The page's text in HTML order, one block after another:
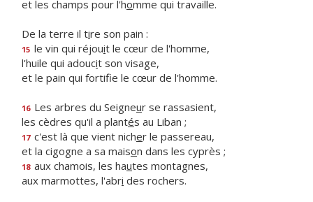
et les champs pour l'homme qui travaille.
De la terre il tire son pain :
15 le vin qui réjouit le cœur de l'homme,
l'huile qui adoucit son visage,
et le pain qui fortife le cœur de l'homme.
16 Les arbres du Seigneur se rassasient,
les cèdres qu'il a plantés au Liban ;
17 c'est là que vient nicher le passereau,
et la cigogne a sa maison dans les cyprès ;
18 aux chamois, les hautes montagnes,
aux marmottes, l'abri des rochers.